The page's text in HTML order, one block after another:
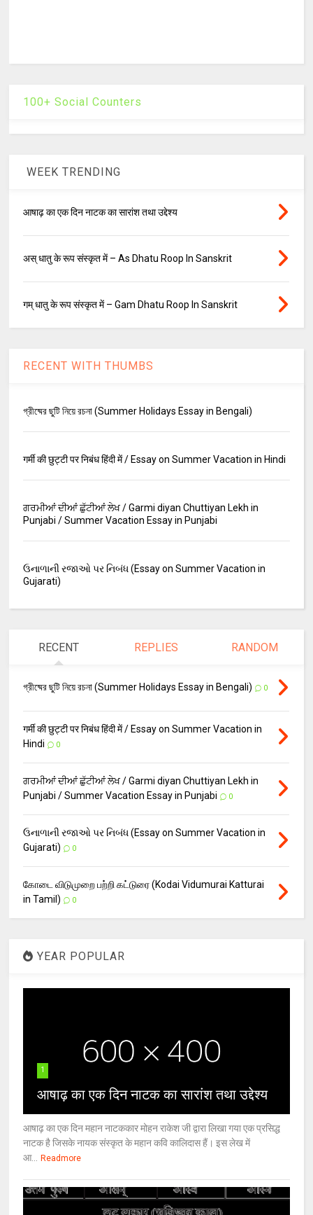
100+ Social Counters
WEEK TRENDING
आषाढ़ का एक दिन नाटक का सारांश तथा उद्देश्य
अस् धातु के रूप संस्कृत में – As Dhatu Roop In Sanskrit
गम् धातु के रूप संस्कृत में – Gam Dhatu Roop In Sanskrit
RECENT WITH THUMBS
গ্রীষ্মের ছুটি নিয়ে রচনা (Summer Holidays Essay in Bengali)
गर्मी की छुट्टी पर निबंध हिंदी में / Essay on Summer Vacation in Hindi
ਗਰਮੀਆਂ ਦੀਆਂ ਛੁੱਟੀਆਂ ਲੇਖ / Garmi diyan Chuttiyan Lekh in
Punjabi / Summer Vacation Essay in Punjabi
ઉનાળાની રજાઓ પર નિબંધ (Essay on Summer Vacation in
Gujarati)
RECENT REPLIES RANDOM
গ্রীষ্মের ছুটি নিয়ে রচনা (Summer Holidays Essay in Bengali) 0
गर्मी की छुट्टी पर निबंध हिंदी में / Essay on Summer Vacation in
Hindi
0
ਗਰਮੀਆਂ ਦੀਆਂ ਛੁੱਟੀਆਂ ਲੇਖ / Garmi diyan Chuttiyan Lekh in
Punjabi / Summer Vacation Essay in Punjabi
0
ઉનાળાની રજાઓ પર નિબંધ (Essay on Summer Vacation in
Gujarati)
0
கோடை விடுமுறை பற்றி கட்டுரை (Kodai Vidumurai Katturai
in Tamil)
0
YEAR POPULAR
1
आषाढ़ का एक दिन नाटक का सारांश तथा उद्देश्य
आषाढ़ का एक दिन महान नाटककार मोहन राकेश जी द्वारा लिखा गया एक प्रसिद्ध
नाटक है जिसके नायक संस्कृत के महान कवि कालिदास हैं। इस लेख में
आ... Readmore